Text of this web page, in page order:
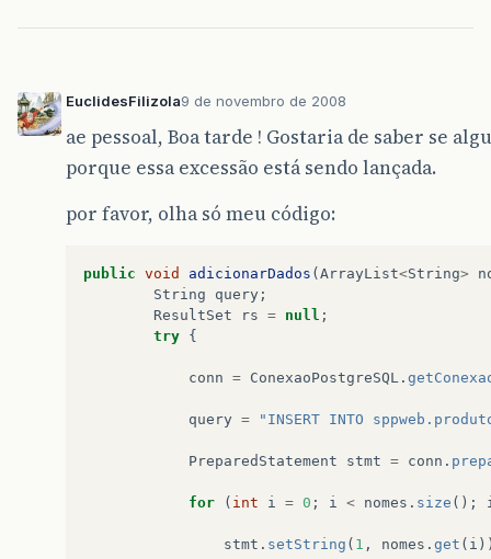
EuclidesFilizola9 de novembro de 2008
ae pessoal, Boa tarde ! Gostaria de saber se
porque essa excessão está sendo lançada.
por favor, olha só meu código:
public void adicionarDados ( ArrayList<String>
String
query ;
ResultSet
rs = null ;
try {
conn = ConexaoPostgreSQL .
query = "INSERT INTO
PreparedStatement stmt = conn .
for ( int i = 0 ; i < nomes . size ();
stmt . setString ( 1 , nomes . get ( i